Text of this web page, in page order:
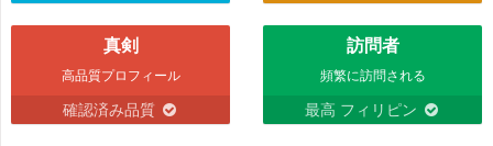
真剣
高品質プロフィール
確認済み品質
訪問者
頻繁に訪問される
最高 フィリピン